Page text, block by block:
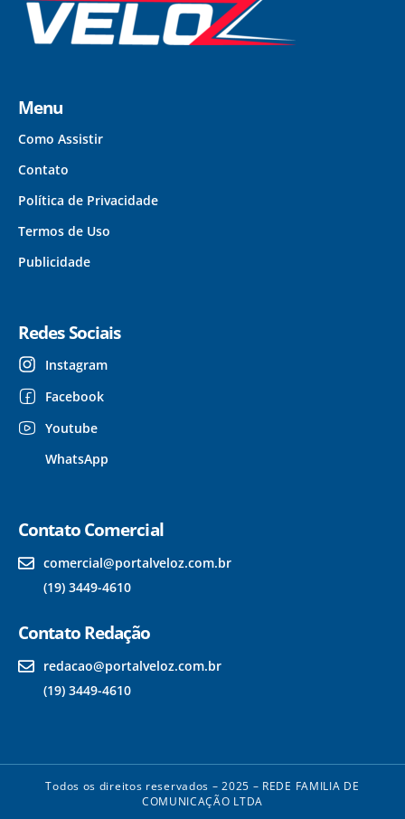
Menu
Como Assistir
Contato
Política de Privacidade
Termos de Uso
Publicidade
Redes Sociais
Instagram
Facebook
Youtube
WhatsApp
Contato Comercial
comercial@portalveloz.com.br
(19) 3449-4610
Contato Redação
redacao@portalveloz.com.br
(19) 3449-4610
Todos os direitos reservados – 2025 – REDE FAMILIA DE
COMUNICAÇÃO LTDA